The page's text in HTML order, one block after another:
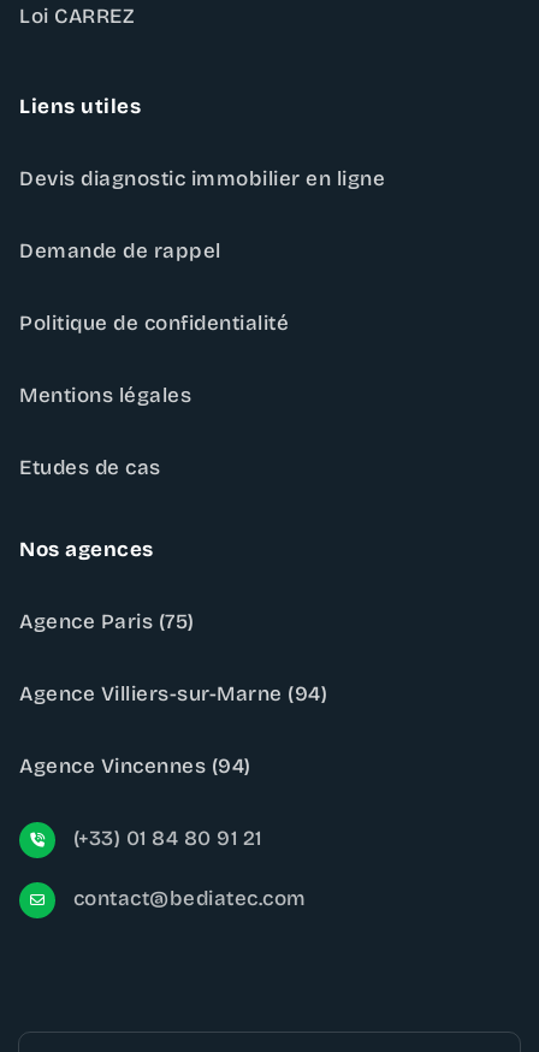
Loi CARREZ
Liens utiles
Devis diagnostic immobilier en ligne
Demande de rappel
Politique de confidentialité
Mentions légales
Etudes de cas
Nos agences
Agence Paris (75)
Agence Villiers-sur-Marne (94)
Agence Vincennes (94)
(+33) 01 84 80 91 21
contact@bediatec.com